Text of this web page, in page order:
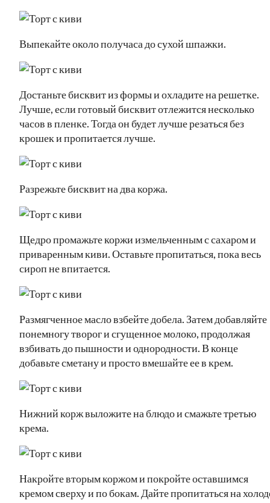
Выпекайте около получаса до сухой шпажки.
Достаньте бисквит из формы и охладите на решетке.
Лучше, если готовый бисквит отлежится несколько
часов в пленке. Тогда он будет лучше резаться без
крошек и пропитается лучше.
Разрежьте бисквит на два коржа.
Щедро промажьте коржи измельченным с сахаром и
приваренным киви. Оставьте пропитаться, пока весь
сироп не впитается.
Размягченное масло взбейте добела. Затем добавляйте
понемногу творог и сгущенное молоко, продолжая
взбивать до пышности и однородности. В конце
добавьте сметану и просто вмешайте ее в крем.
Нижний корж выложите на блюдо и смажьте третью
крема.
Накройте вторым коржом и покройте оставшимся
кремом сверху и по бокам. Дайте пропитаться на